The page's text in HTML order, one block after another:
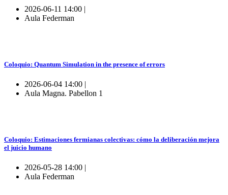
2026-06-11 14:00 |
Aula Federman
Coloquio: Quantum Simulation in the presence of errors
2026-06-04 14:00 |
Aula Magna. Pabellon 1
Coloquio: Estimaciones fermianas colectivas: cómo la deliberación mejora
el juicio humano
2026-05-28 14:00 |
Aula Federman